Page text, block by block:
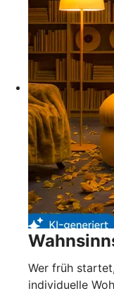
Wer früh
individuelle